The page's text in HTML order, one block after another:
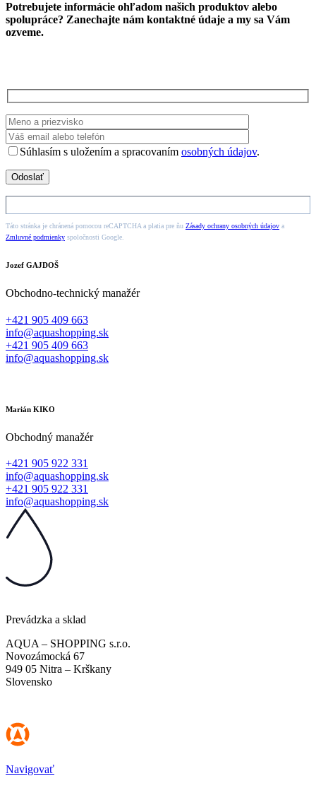
Potrebujete informácie ohľadom našich produktov alebo
spolupráce? Zanechajte nám kontaktné údaje a my sa Vám
ozveme.
Súhlasím s uložením a spracovaním osobných údajov.
Táto stránka je chránená pomocou reCAPTCHA a platia pre ňu Zásady ochrany osobných údajov a
Zmluvné podmienky spoločnosti Google.
Jozef GAJDOŠ
Obchodno-technický manažér
+421 905 409 663
info@aquashopping.sk
+421 905 409 663
info@aquashopping.sk
Marián KIKO
Obchodný manažér
+421 905 922 331
info@aquashopping.sk
+421 905 922 331
info@aquashopping.sk
Prevádzka a sklad
AQUA – SHOPPING s.r.o.
Novozámocká 67
949 05 Nitra – Krškany
Slovensko
Navigovať